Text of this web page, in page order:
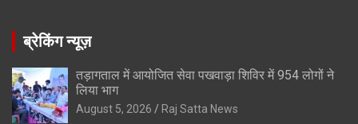
ब्रेकिंग न्यूज़
तड़ागताल में आयोजित सेवा पखवाड़ा शिविर में 954 लोगों ने
लिया भाग
August 5, 2026 Raj Satta News